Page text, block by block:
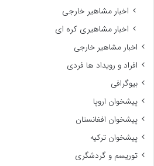
اخبار مشاهیر خارجی
اخبار مشاهیری کره ای
اخبار مشاهیر خارجی
افراد و رویداد ها فردی
بیوگرافی
پیشخوان اروپا
پیشخوان افغانستان
پیشخوان ترکیه
توریسم و گردشگری